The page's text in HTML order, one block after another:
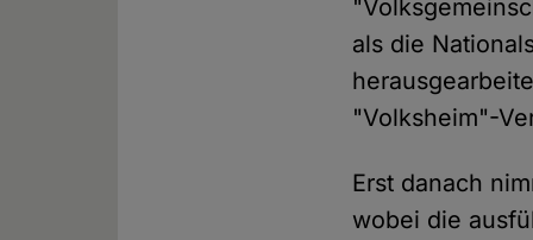
als die
"Volksheim"-
Erst danach
wobei die